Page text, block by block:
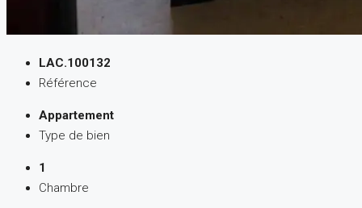
LAC.100132
Référence
Appartement
Type de bien
1
Chambre